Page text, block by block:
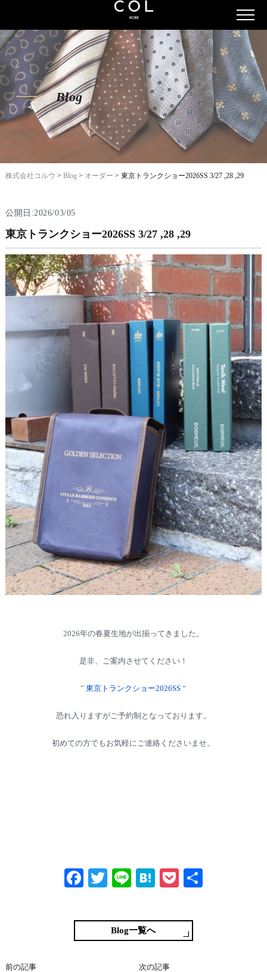
Blog
株式会社コルウ > Blog> オーダー > 東京トランクショー2026SS 3/27 ,28 ,29
公開日:2026/03/05
東京トランクショー2026SS 3/27 ,28 ,29
2026年の春夏生地が出揃ってきました。
是非、ご案内させてください！
”東京トランクショー2026SS “
恐れ入りますがご予約制となっております。
初めての方でもお気軽にご連絡くださいませ。
Fa
bo
ok
T
tte
r
Li
H
en
a
P
ke
t
Blog一覧へ
前の記事 次の記事